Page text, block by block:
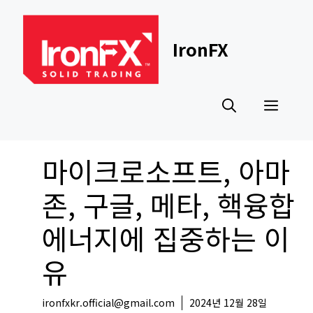
content
IronFX
마이크로소프트, 아마
존, 구글, 메타, 핵융합
에너지에 집중하는 이
유
ironfxkr.official@gmail.com 2024년 12월 28일